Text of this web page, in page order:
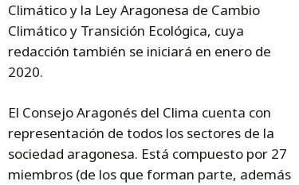
Climático y la Ley Aragonesa de Cambio
Climático y Transición Ecológica, cuya
redacción también se iniciará en enero de
2020.
El Consejo Aragonés del Clima cuenta con
representación de todos los sectores de la
sociedad aragonesa. Está compuesto por 27
miembros (de los que forman parte, además